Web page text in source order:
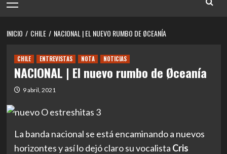
principal
INICIO CHILE NACIONAL | EL NUEVO RUMBO DE ØCEANÍA
CHILE ENTREVISTAS NOTA NOTICIAS
NACIONAL | El nuevo rumbo de Øceanía
9 abril, 2021
La banda nacional se está encaminando a nuevos
horizontes y así lo dejó claro su vocalista Cris